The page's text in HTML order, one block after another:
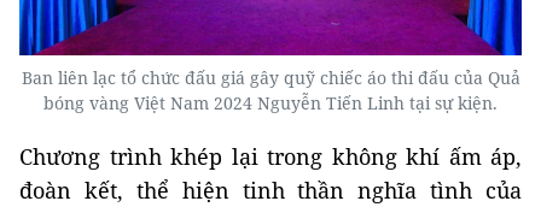
Ban liên lạc tổ chức đấu giá gây quỹ chiếc áo thi đấu của Quả
bóng vàng Việt Nam 2024 Nguyễn Tiến Linh tại sự kiện.
Chương trình khép lại trong không khí ấm áp,
đoàn kết, thể hiện tinh thần nghĩa tình của